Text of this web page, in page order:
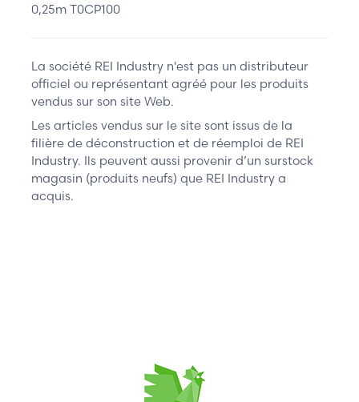
0,25m T0CP100
La société REI Industry n'est pas un distributeur
officiel ou représentant agréé pour les produits
vendus sur son site Web.
Les articles vendus sur le site sont issus de la
filière de déconstruction et de réemploi de REI
Industry. Ils peuvent aussi provenir d’un surstock
magasin (produits neufs) que REI Industry a
acquis.